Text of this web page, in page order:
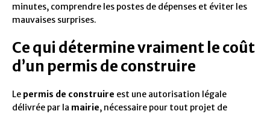
minutes, comprendre les postes de dépenses et éviter les
mauvaises surprises.
Ce qui détermine vraiment le coût
d’un permis de construire
Le permis de construire est une autorisation légale
délivrée par la mairie, nécessaire pour tout projet de